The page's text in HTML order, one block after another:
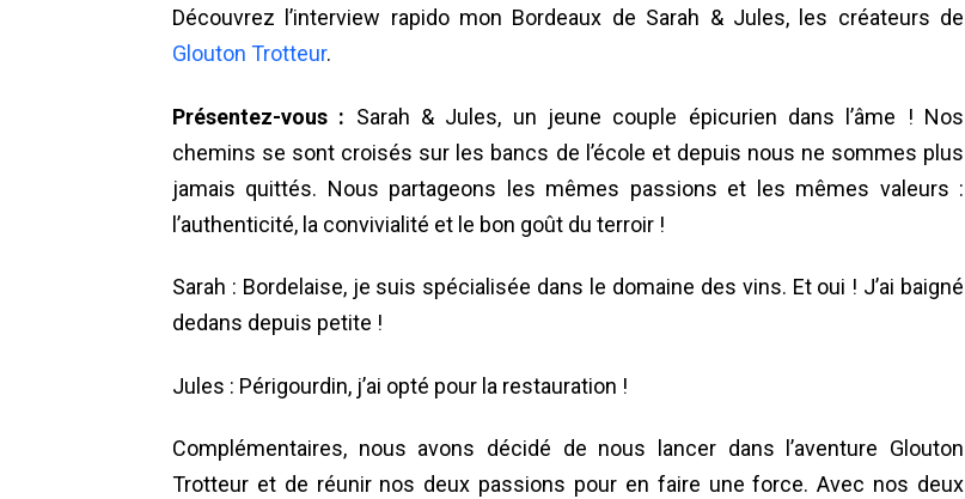
Découvrez l’interview rapido mon Bordeaux de Sarah & Jules, les créateurs de
Glouton Trotteur.
Présentez-vous : Sarah & Jules, un jeune couple épicurien dans l’âme ! Nos
chemins se sont croisés sur les bancs de l’école et depuis nous ne sommes plus
jamais quittés. Nous partageons les mêmes passions et les mêmes valeurs :
l’authenticité, la convivialité et le bon goût du terroir !
Sarah : Bordelaise, je suis spécialisée dans le domaine des vins. Et oui ! J’ai baigné
dedans depuis petite !
Jules : Périgourdin, j’ai opté pour la restauration !
Complémentaires, nous avons décidé de nous lancer dans l’aventure Glouton
Trotteur et de réunir nos deux passions pour en faire une force. Avec nos deux